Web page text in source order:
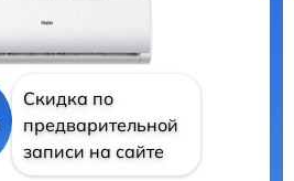
Скидка по
предварительной
записи на сайте